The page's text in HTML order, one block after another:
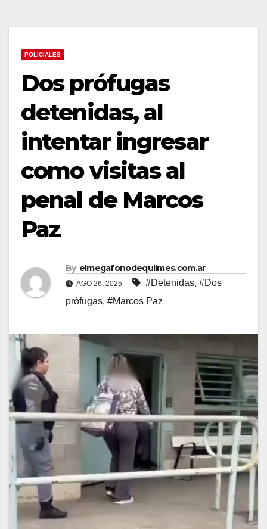
POLICIALES
Dos prófugas
detenidas, al
intentar ingresar
como visitas al
penal de Marcos
Paz
By elmegafonodequilmes.com.ar
AGO 26, 2025 #Detenidas, #Dos
prófugas, #Marcos Paz